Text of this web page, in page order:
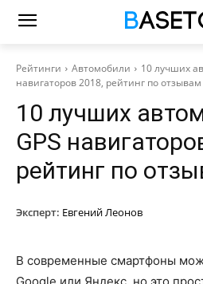
Рейтинги Автомобили
10 лучших
навигаторов 2018, рейтинг по отзывам
10 лучших
GPS
рейтинг по
Эксперт: Евгений Леонов
В современные смартфоны
Google или Яндекс, но это